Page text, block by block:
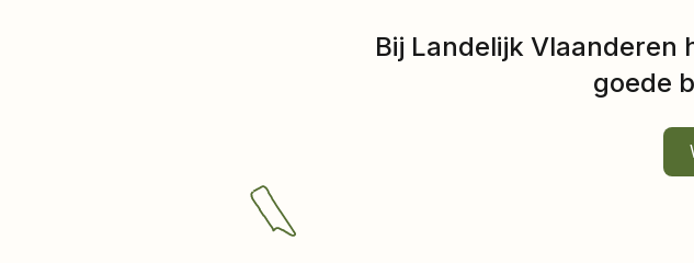
Bij Landelijk Vlaanderen
goede